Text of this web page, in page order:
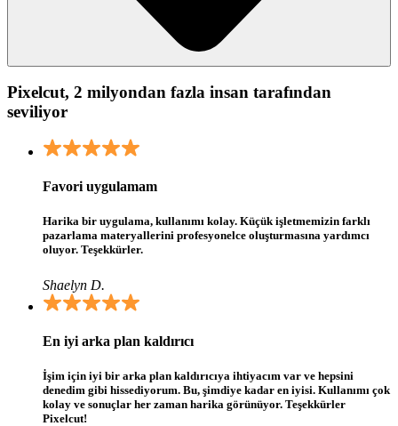
Pixelcut, 2 milyondan fazla insan tarafından
seviliyor
Favori uygulamam
Harika bir uygulama, kullanımı kolay. Küçük işletmemizin farklı
pazarlama materyallerini profesyonelce oluşturmasına yardımcı
oluyor. Teşekkürler.
Shaelyn D.
En iyi arka plan kaldırıcı
İşim için iyi bir arka plan kaldırıcıya ihtiyacım var ve hepsini
denedim gibi hissediyorum. Bu, şimdiye kadar en iyisi. Kullanımı çok
kolay ve sonuçlar her zaman harika görünüyor. Teşekkürler
Pixelcut!